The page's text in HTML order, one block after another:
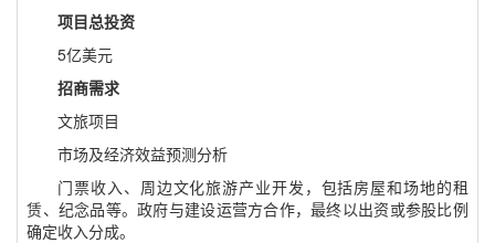
项目总投资
5亿美元
招商需求
文旅项目
市场及经济效益预测分析
门票收入、周边文化旅游产业开发，包括房屋和场地的租
赁、纪念品等。政府与建设运营方合作，最终以出资或参股比例
确定收入分成。